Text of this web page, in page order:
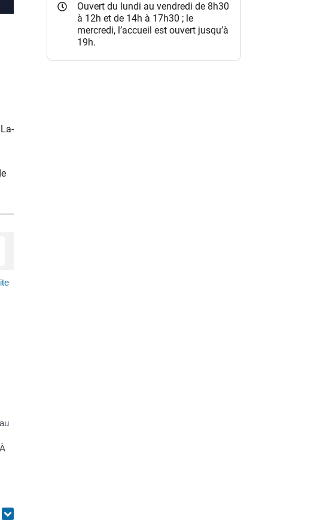
Ouvert du lundi au vendredi de 8h30
à 12h et de 14h à 17h30 ; le
mercredi, l’accueil est ouvert jusqu’à
19h.